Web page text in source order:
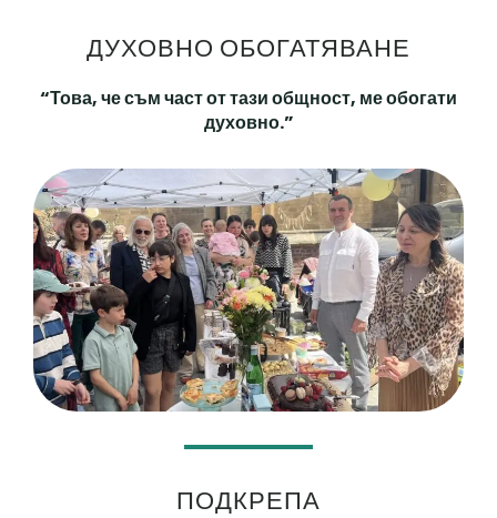
ДУХОВНО ОБОГАТЯВАНЕ
“Това, че съм част от тази общност, ме обогати
духовно.”
ПОДКРЕПА